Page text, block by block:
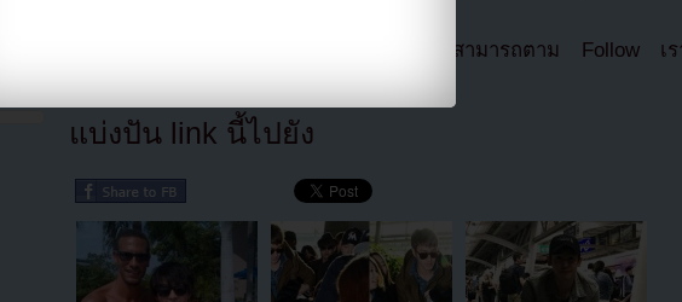
ตอนนี้แฟนๆสามารถติดตามเราได้อีกช่องทางสามารถตาม Follow เร
แบ่งปัน link นี้ไปยัง